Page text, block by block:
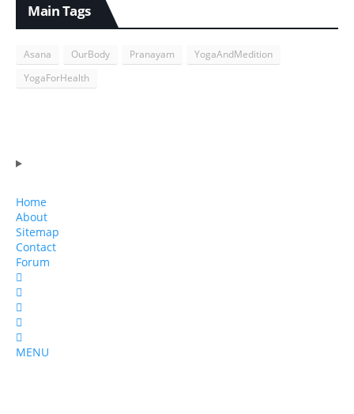
Main Tags
Asana OurBody Pranayam
YogaAndMedition
YogaForHealth
Home
About
Sitemap
Contact
Forum
MENU